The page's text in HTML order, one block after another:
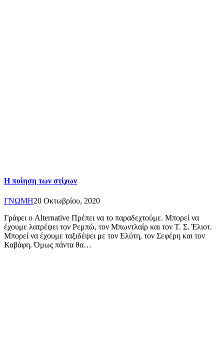
Η ποίηση των στίχων
ΓΝΩΜΗ20 Οκτωβρίου, 2020
Γράφει ο Alternative Πρέπει να το παραδεχτούμε. Μπορεί να
έχουμε λατρέψει τον Ρεμπώ, τον Μπωντλαίρ και τον Τ. Σ. Έλιοτ.
Μπορεί να έχουμε ταξιδέψει με τον Ελύτη, τον Σεφέρη και τον
Καβάφη. Όμως πάντα θα…